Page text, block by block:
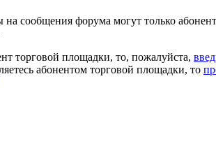
на сообщения форума могут только
торговой площадки, то, пожалуйста,
абонентом торговой площадки, то